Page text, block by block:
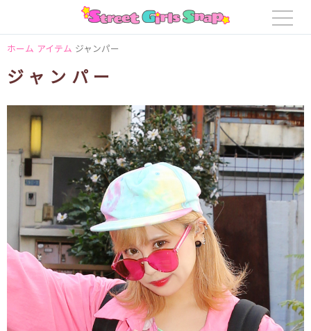
ホーム アイテム ジャンパー
ジャンパー